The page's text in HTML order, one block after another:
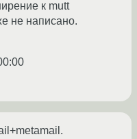
к mutt
не написано.